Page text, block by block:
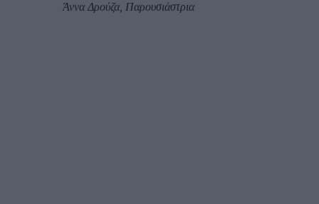
Άννα Δρούζα, Παρουσιάστρια